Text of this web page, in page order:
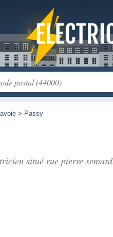
> Passy
situé rue pierre semard